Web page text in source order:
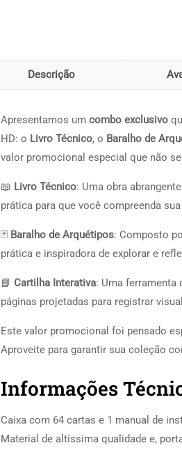
Descrição
Apresentamos um combo exclusivo
HD: o Livro Técnico, o Baralho de
valor promocional especial que não
📖 Livro Técnico: Uma obra
prática para que você compreenda
🃏 Baralho de Arquétipos: Composto
prática e inspiradora de explorar e
📘 Cartilha Interativa: Uma ferramenta
páginas projetadas para registrar
Este valor promocional foi pensado
Aproveite para garantir sua coleção
Informações
Caixa com 64 cartas e 1 manual de
Material de altíssima qualidade e,